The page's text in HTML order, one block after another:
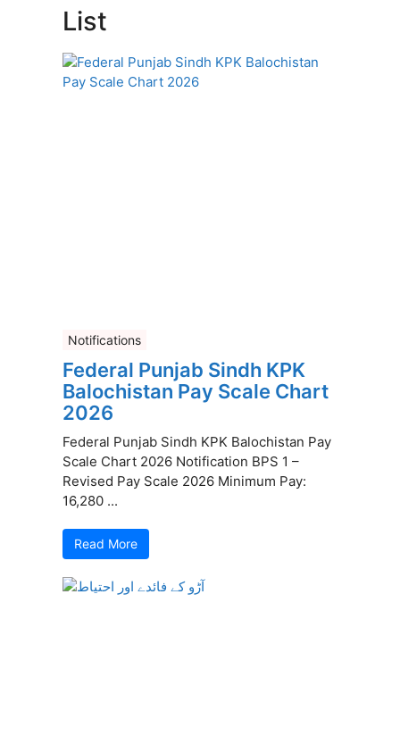
List
Notifications
Federal Punjab Sindh KPK
Balochistan Pay Scale Chart
2026
Federal Punjab Sindh KPK Balochistan Pay
Scale Chart 2026 Notification BPS 1 –
Revised Pay Scale 2026 Minimum Pay:
16,280 ...
Read More